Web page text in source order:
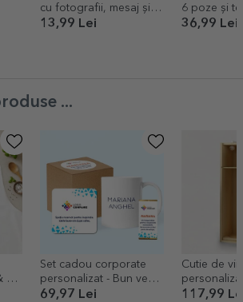
cu fotografii, mesaj și
cod QR
13,99 Lei
6 poze și
Momente
36,99 Lei
...
Mr
Set cadou corporate
personalizat - Bun venit
în echipă
69,97 Lei
Cutie de vin
Pensionar
117,99